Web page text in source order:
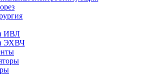
ИВЛ
ЭХВЧ